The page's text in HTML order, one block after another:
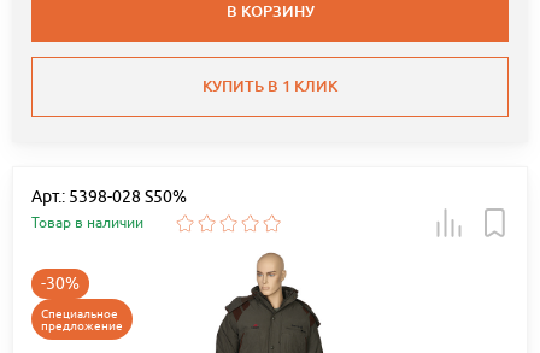
В КОРЗИНУ
КУПИТЬ В 1 КЛИК
Арт.: 5398-028 S50%
Товар в наличии
-30%
Специальное
предложение